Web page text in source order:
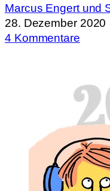
Marcus Engert und
28. Dezember 2020
4 Kommentare